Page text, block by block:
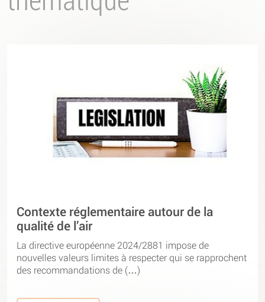
Contexte réglementaire autour de la
qualité de l’air
La directive européenne 2024/2881 impose de
nouvelles valeurs limites à respecter qui se rapprochent
des recommandations de (…)